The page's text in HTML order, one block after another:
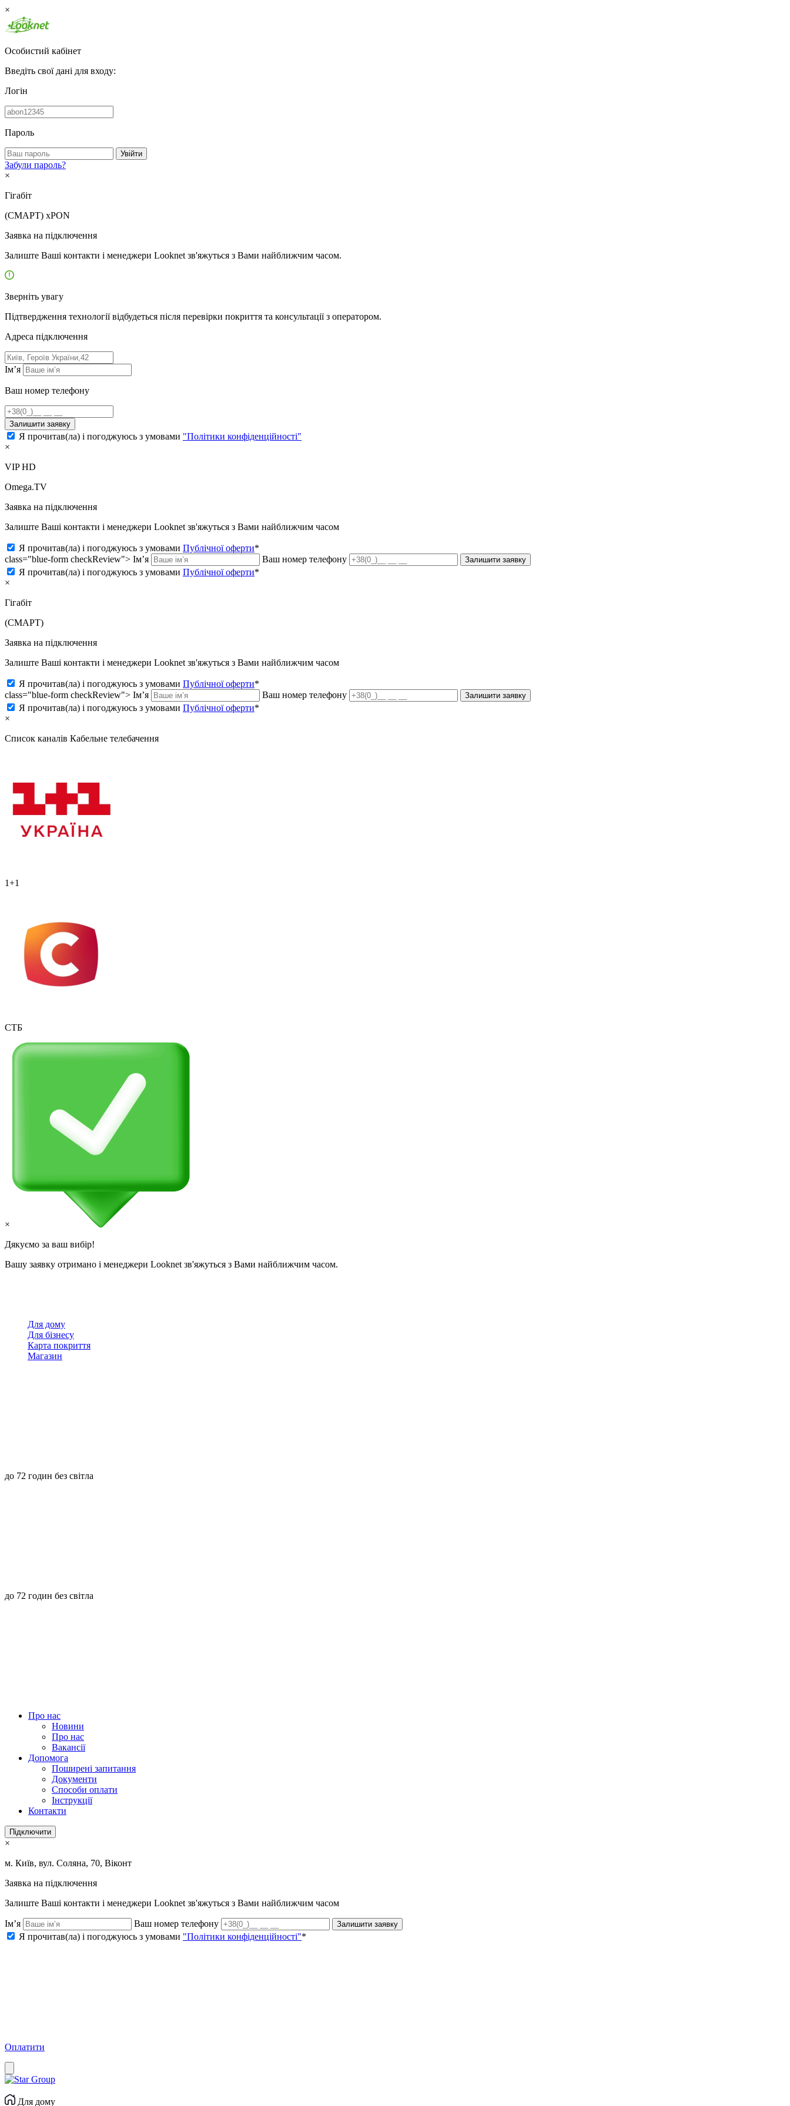
×
Особистий кабінет
Введіть свої дані для входу:
Логін
Пароль
Увійти
Забули пароль?
×
Гігабіт
(СМАРТ) xPON
Заявка на підключення
Залиште Ваші контакти і менеджери Looknet зв'яжуться з Вами найближчим часом.
Зверніть увагу
Підтвердження технології відбудеться після перевірки покриття та консультації з оператором.
Адресa підключення
Ім’я
Ваш номер телефону
Залишити заявку
Я прочитав(ла) і погоджуюсь з умовами "Політики конфіденційності"
×
VIP HD
Omega.TV
Заявка на підключення
Залиште Ваші контакти і менеджери Looknet зв'яжуться з Вами найближчим часом
Я прочитав(ла) і погоджуюсь з умовами Публічної оферти*
class="blue-form checkReview"> Ім’я Ваш номер телефону Залишити заявку
Я прочитав(ла) і погоджуюсь з умовами Публічної оферти*
×
Гігабіт
(СМАРТ)
Заявка на підключення
Залиште Ваші контакти і менеджери Looknet зв'яжуться з Вами найближчим часом
Я прочитав(ла) і погоджуюсь з умовами Публічної оферти*
class="blue-form checkReview"> Ім’я Ваш номер телефону Залишити заявку
Я прочитав(ла) і погоджуюсь з умовами Публічної оферти*
×
Список каналів Кабельне телебачення
1+1
СТБ
×
Дякуємо за ваш вибір!
Вашу заявку отримано і менеджери Looknet зв'яжуться з Вами найближчим часом.
Для дому
Для бізнесу
Карта покриття
Магазин
до 72 годин без світла
до 72 годин без світла
Про нас
Новини
Про нас
Вакансії
Допомога
Поширені запитання
Документи
Способи оплати
Інструкції
Контакти
Підключити
×
м. Київ, вул. Соляна, 70, Віконт
Заявка на підключення
Залиште Ваші контакти і менеджери Looknet зв'яжуться з Вами найближчим часом
Ім’я Ваш номер телефону Залишити заявку
Я прочитав(ла) і погоджуюсь з умовами "Політики конфіденційності"*
Оплатити
Для дому